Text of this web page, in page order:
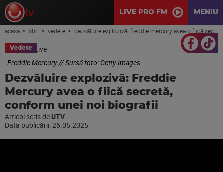
LIVE PRO FM MENIU
acasa stiri vedete dezvăluire explozivă: freddie mercury avea o fiică secretă, conform unei noi biografii
Vedete
Freddie Mercury // Sursă foto: Getty Images
Dezvăluire explozivă: Freddie
Mercury avea o fiică secretă,
conform unei noi biografii
Articol scris de UTV
Data publicării:26.05.2025